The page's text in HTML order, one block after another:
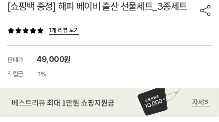
[쇼핑백 증정] 해피 베이비 출산 선물세트_3종세트
1개 리뷰 보기
판매가 49,000원
적립금 1%